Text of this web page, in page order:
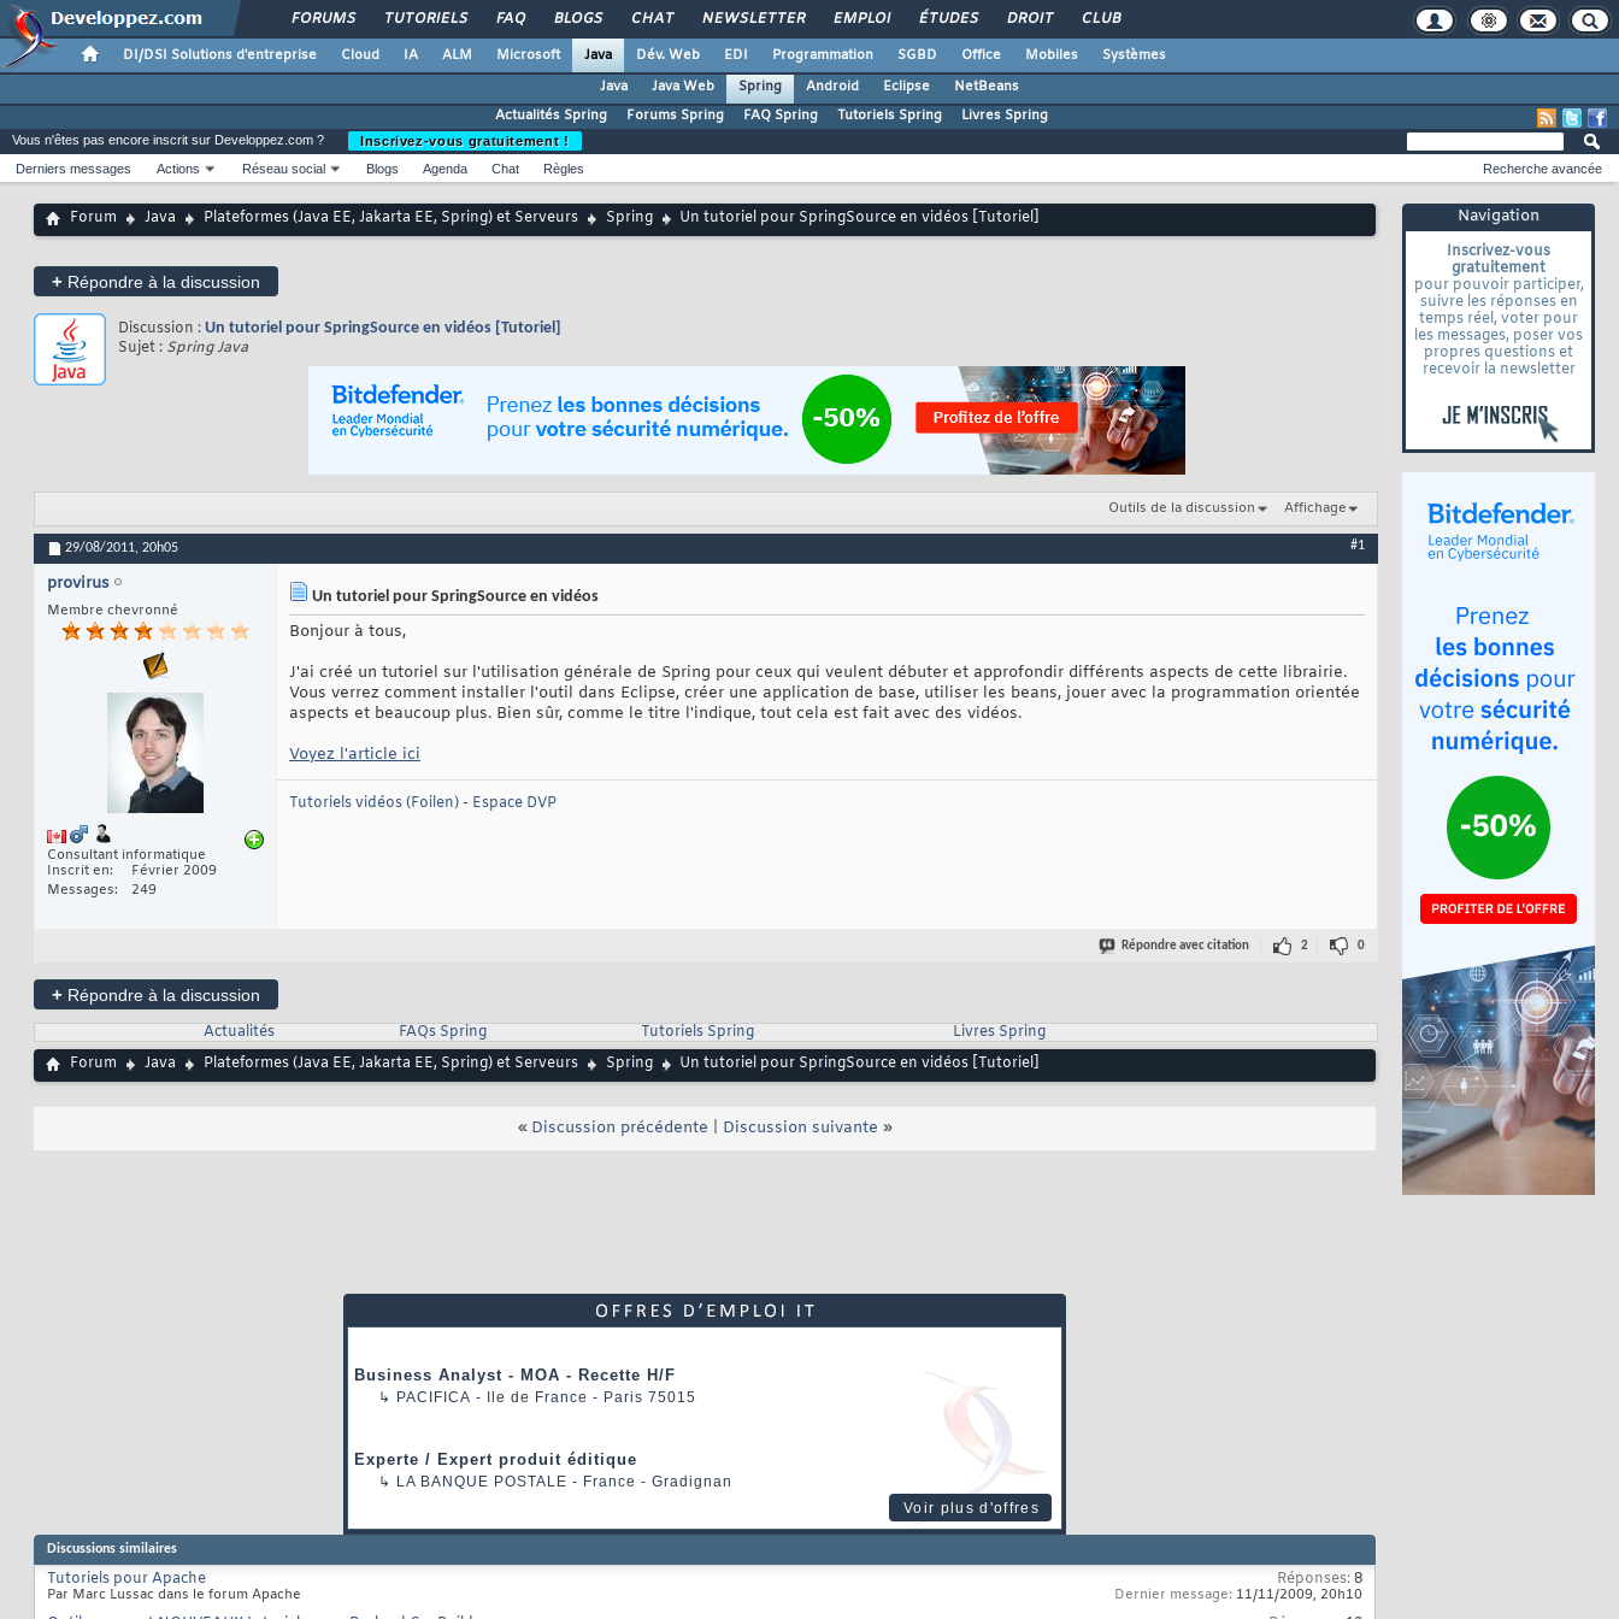
FORUMS TUTORIELS FAQ BLOGS CHAT NEWSLETTER EMPLOI ÉTUDES DROIT CLUB
DI/DSI Solutions d'entreprise Cloud IA ALM Microsoft Java Dév. Web EDI Programmation SGBD Office Mobiles
Systèmes
Java
Java Web Spring Android Eclipse
NetBeans
Actualités Spring
Forums Spring FAQ Spring Tutoriels Spring Livres Spring
Navigation
Inscrivez-vous
gratuitement
pour pouvoir participer,
suivre les réponses en
temps réel, voter pour
les messages, poser vos
propres questions et
recevoir la newsletter
Vous n'êtes pas encore inscrit sur Developpez.com ?
Inscrivez-vous gratuitement !
Derniers messages
Actions Réseau social Blogs Agenda Chat Règles Recherche avancée
Forum Java Plateformes (Java EE, Jakarta EE, Spring) et Serveurs Spring Un tutoriel pour SpringSource en vidéos [Tutoriel]
+ Répondre à la discussion
Discussion : Un tutoriel pour SpringSource en vidéos [Tutoriel]
Sujet : Spring Java
Outils de la discussion Affichage
29/08/2011, 20h05 #1
provirus
Membre chevronné
Consultant informatique
Inscrit en
Février 2009
Messages
249
Un tutoriel pour SpringSource en vidéos
Bonjour à tous,
J'ai créé un tutoriel sur l'utilisation générale de Spring pour ceux qui veulent débuter et approfondir différents aspects de cette librairie.
Vous verrez comment installer l'outil dans Eclipse, créer une application de base, utiliser les beans, jouer avec la programmation orientée
aspects et beaucoup plus. Bien sûr, comme le titre l'indique, tout cela est fait avec des vidéos.
Voyez l'article ici
Tutoriels vidéos (Foilen)- Espace DVP
Répondre avec citation 2 0
+ Répondre à la discussion
Actualités
FAQs Spring Tutoriels Spring
Livres Spring
Forum
Java Plateformes (Java EE, Jakarta EE, Spring) et Serveurs Spring Un tutoriel pour SpringSource en vidéos [Tutoriel]
« Discussion précédente Discussion suivante »
Business Analyst - MOA - Recette H/F
↳ PACIFICA - Ile de France - Paris 75015
Experte / Expert produit éditique
↳ LA BANQUE POSTALE - France - Gradignan
Voir plus d'offres
Discussions similaires
Tutoriels pour Apache
Par Marc Lussac dans le forum Apache
Réponses:8
Dernier message: 11/11/2009, 20h10